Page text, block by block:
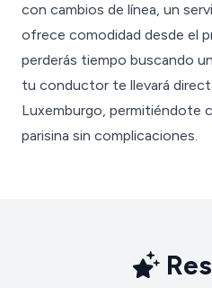
con cambios de línea, un
ofrece comodidad desde el
perderás tiempo buscando
tu conductor te llevará
Luxemburgo, permitiéndote
parisina sin complicaciones.